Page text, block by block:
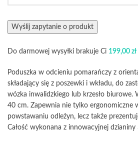
Do darmowej wysyłki brakuje Ci 199,00 zł
Poduszka w odcieniu pomarańczy z
składający się z poszewki i wkładu, do
wózka inwalidzkiego lub krzesło biurowe.
40 cm. Zapewnia nie tylko ergonomiczne
powstawaniu odleżyn, lecz także
Całość wykonana z innowacyjnej dzianiny